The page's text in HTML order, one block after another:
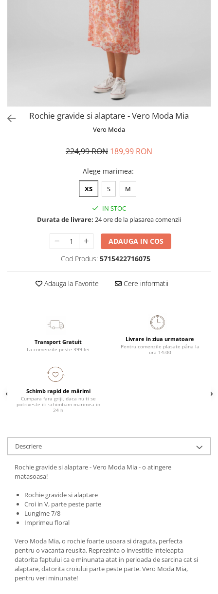
Pantaloni scurți pentru gravide
Sutiene / Bustiere / Maiouri
Rochie gravide si alaptare - Vero Moda Mia
Vero Moda
224,99 RON 189,99 RON
Alege marimea:
XS S M
IN STOC
Durata de livrare: 24 ore de la plasarea comenzii
ADAUGA IN COS
Cod Produs: 5715422716075
Adauga la Favorite Cere informatii
Transport Gratuit
La comenzile peste 399 lei
Livrare in ziua urmatoare
Pentru comenzile plasate pâna la
ora 14:00
Schimb rapid de mărimi
Cumpara fara griji, daca nu ti se
potriveste iti schimbam marimea in
24 h
Descriere
Rochie gravide si alaptare - Vero Moda Mia - o atingere
matasoasa!
Rochie gravide si alaptare
Croi in V, parte peste parte
Lungime 7/8
Imprimeu floral
Vero Moda Mia, o rochie foarte usoara si draguta, perfecta
pentru o vacanta reusita. Reprezinta o investitie inteleapta
datorita faptului ca e minunata atat in perioada de sarcina cat si
alaptare, datorita croiului parte peste parte. Vero Moda Mia,
pentru veri minunate!